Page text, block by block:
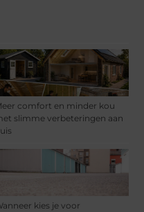
comfort en minder kou
slimme verbeteringen aan
kies je voor